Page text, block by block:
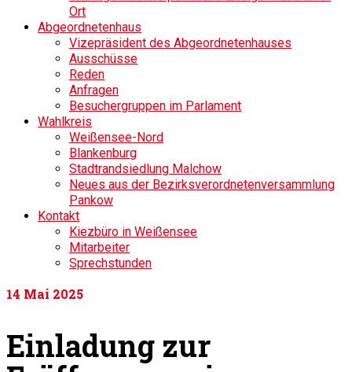
Ort
Abgeordnetenhaus
Vizepräsident des Abgeordnetenhauses
Ausschüsse
Reden
Anfragen
Besuchergruppen im Parlament
Wahlkreis
Weißensee-Nord
Blankenburg
Stadtrandsiedlung Malchow
Neues aus der Bezirksverordnetenversammlung
Pankow
Kontakt
Kiezbüro in Weißensee
Mitarbeiter
Sprechstunden
14 Mai 2025
Einladung zur